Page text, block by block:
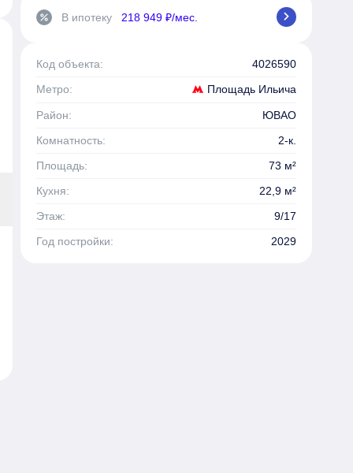
percent В ипотеку 218 949 ₽/мес. chevron_right
Код объекта: 4026590
Метро: Площадь Ильича
Район:
ЮВАО
Комнатность:
2-к.
Площадь:
73 м²
Кухня:
22,9 м²
Этаж:
9/17
Год постройки:
2029